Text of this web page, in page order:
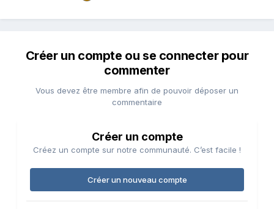
Créer un compte ou se connecter pour
commenter
Vous devez être membre afin de pouvoir déposer un
commentaire
Créer un compte
Créez un compte sur notre communauté. C’est facile !
Créer un nouveau compte